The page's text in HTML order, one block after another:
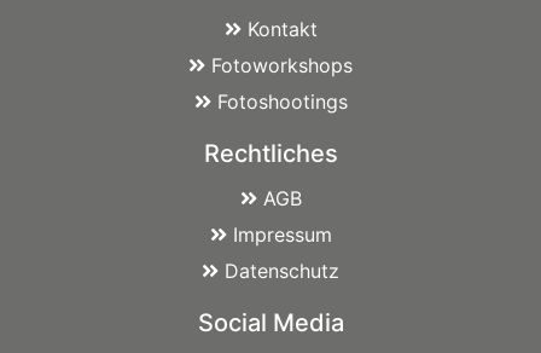
Kontakt
Fotoworkshops
Fotoshootings
Rechtliches
AGB
Impressum
Datenschutz
Social Media